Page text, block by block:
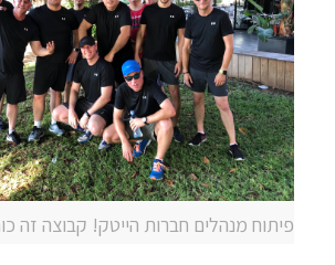
פיתוח מנהלים חברות הייטק! קבוצה זה